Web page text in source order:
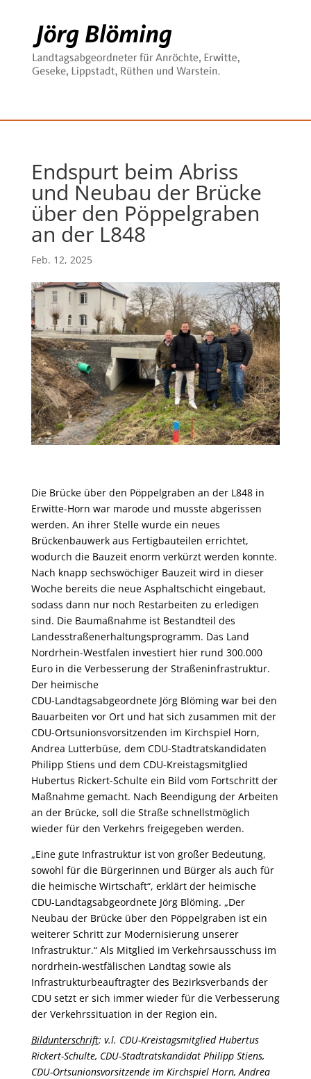
Endspurt beim Abriss
und Neubau der Brücke
über den Pöppelgraben
an der L848
Feb. 12, 2025
Die Brücke über den Pöppelgraben an der L848 in
Erwitte-Horn war marode und musste abgerissen
werden. An ihrer Stelle wurde ein neues
Brückenbauwerk aus Fertigbauteilen errichtet,
wodurch die Bauzeit enorm verkürzt werden konnte.
Nach knapp sechswöchiger Bauzeit wird in dieser
Woche bereits die neue Asphaltschicht eingebaut,
sodass dann nur noch Restarbeiten zu erledigen
sind. Die Baumaßnahme ist Bestandteil des
Landesstraßenerhaltungsprogramm. Das Land
Nordrhein-Westfalen investiert hier rund 300.000
Euro in die Verbesserung der Straßeninfrastruktur.
Der heimische
CDU-Landtagsabgeordnete Jörg Blöming war bei den
Bauarbeiten vor Ort und hat sich zusammen mit der
CDU-Ortsunionsvorsitzenden im Kirchspiel Horn,
Andrea Lutterbüse, dem CDU-Stadtratskandidaten
Philipp Stiens und dem CDU-Kreistagsmitglied
Hubertus Rickert-Schulte ein Bild vom Fortschritt der
Maßnahme gemacht. Nach Beendigung der Arbeiten
an der Brücke, soll die Straße schnellstmöglich
wieder für den Verkehrs freigegeben werden.
„Eine gute Infrastruktur ist von großer Bedeutung,
sowohl für die Bürgerinnen und Bürger als auch für
die heimische Wirtschaft“, erklärt der heimische
CDU-Landtagsabgeordnete Jörg Blöming. „Der
Neubau der Brücke über den Pöppelgraben ist ein
weiterer Schritt zur Modernisierung unserer
Infrastruktur.“ Als Mitglied im Verkehrsausschuss im
nordrhein-westfälischen Landtag sowie als
Infrastrukturbeauftragter des Bezirksverbands der
CDU setzt er sich immer wieder für die Verbesserung
der Verkehrssituation in der Region ein.
Bildunterschrift: v.l. CDU-Kreistagsmitglied Hubertus
Rickert-Schulte, CDU-Stadtratskandidat Philipp Stiens,
CDU-Ortsunionsvorsitzende im Kirchspiel Horn, Andrea